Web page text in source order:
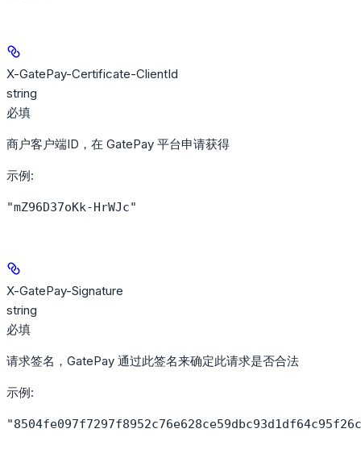
X-GatePay-Certificate-ClientId
string
必填
商户客户端ID，在 GatePay 平台申请获得
示例:
"mZ96D37oKk-HrWJc"
X-GatePay-Signature
string
必填
请求签名，GatePay 通过此签名来确定此请求是否合法
示例: